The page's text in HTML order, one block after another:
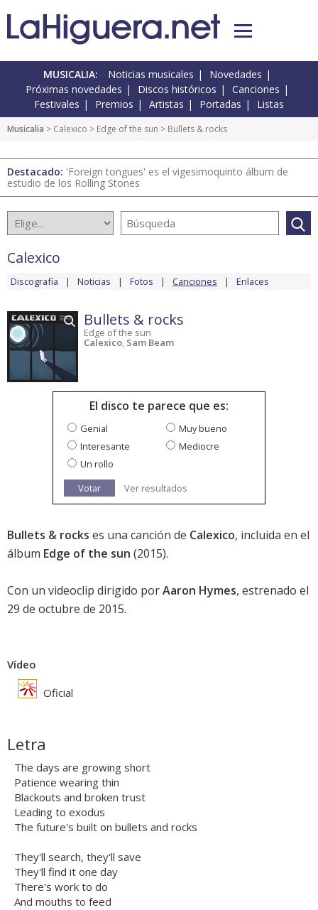
MUSICALIA: Noticias musicales
Novedades
Próximas novedades
Discos históricos
Canciones
Festivales
Premios Artistas Portadas Listas
Musicalia > Calexico > Edge of the sun > Bullets & rocks
Destacado: 'Foreign tongues' es el vigesimoquinto álbum de
estudio de los Rolling Stones
Calexico
Discografía Noticias Fotos Canciones Enlaces
Bullets & rocks
Edge of the sun
Calexico, Sam Beam
El disco te parece que es:
Genial
Muy bueno
Interesante
Mediocre
Un rollo
Votar
Ver resultados
Bullets & rocks es una canción de Calexico, incluida en el
álbum Edge of the sun (2015).
Con un videoclip dirigido porAaron Hymes, estrenado el
29 de octubre de 2015.
Vídeo
Oficial
Letra
The days are growing short
Patience wearing thin
Blackouts and broken trust
Leading to exodus
The future's built on bullets and rocks
They'll search, they'll save
They'll find it one day
There's work to do
And mouths to feed